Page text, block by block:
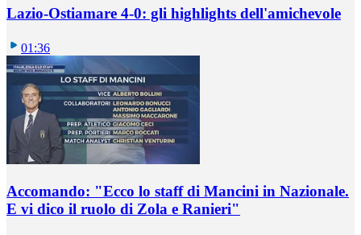
Lazio-Ostiamare 4-0: gli highlights dell'amichevole
01:36
Accomando: "Ecco lo staff di Mancini in Nazionale.
E vi dico il ruolo di Zola e Ranieri"